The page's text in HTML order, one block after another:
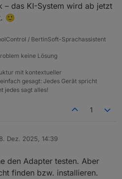
– das KI-System wird ab jetzt
🙂
/ BertinSoft-Sprachassistent
keine Lösung
mit kontextueller
gesagt: Jedes Gerät spricht
jedes sagt alles!
1
8. Dez. 2025, 14:39
von
den Adapter testen. Aber
finden bzw. installieren.